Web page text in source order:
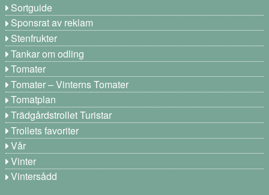
Sortguide
Sponsrat av reklam
Stenfrukter
Tankar om odling
Tomater
Tomater – Vinterns Tomater
Tomatplan
Trädgårdstrollet Turistar
Trollets favoriter
Vår
Vinter
Vintersådd